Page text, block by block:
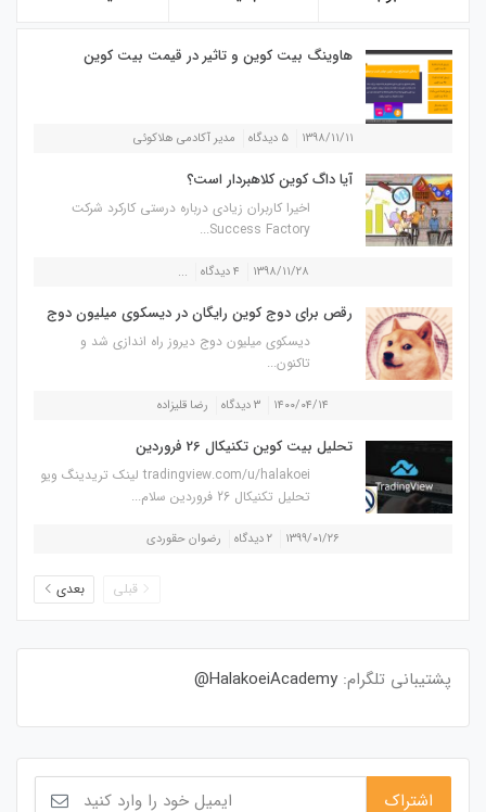
هاوینگ بیت کوین و تاثیر در قیمت بیت کوین
۱۳۹۸/۱۱/۱۱ ۵ دیدگاه مدیر آکادمی هلاکوئی
آیا داگ کوین کلاهبردار است؟
اخیرا کاربران زیادی درباره درستی کارکرد شرکت
Success Factory...
۱۳۹۸/۱۱/۲۸ ۴ دیدگاه ...
رقص برای دوج کوین رایگان در دیسکوی میلیون دوج
دیسکوی میلیون دوج دیروز راه اندازی شد و
تاکنون...
۱۴۰۰/۰۴/۱۴ ۳ دیدگاه رضا قلیزاده
تحلیل بیت کوین تکنیکال 26 فروردین
tradingview.com/u/halakoei لینک تریدینگ ویو
تحلیل تکنیکال 26 فروردین سلام...
۱۳۹۹/۰۱/۲۶ ۲ دیدگاه رضوان حقوردی
قبلی بعدی
پشتیبانی تلگرام: HalakoeiAcademy@